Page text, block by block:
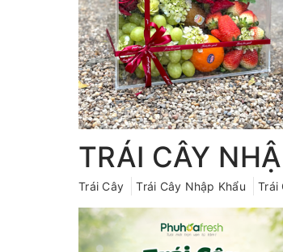
TRÁI CÂY
Trái Cây Trái Cây Nhập Khẩu Trái